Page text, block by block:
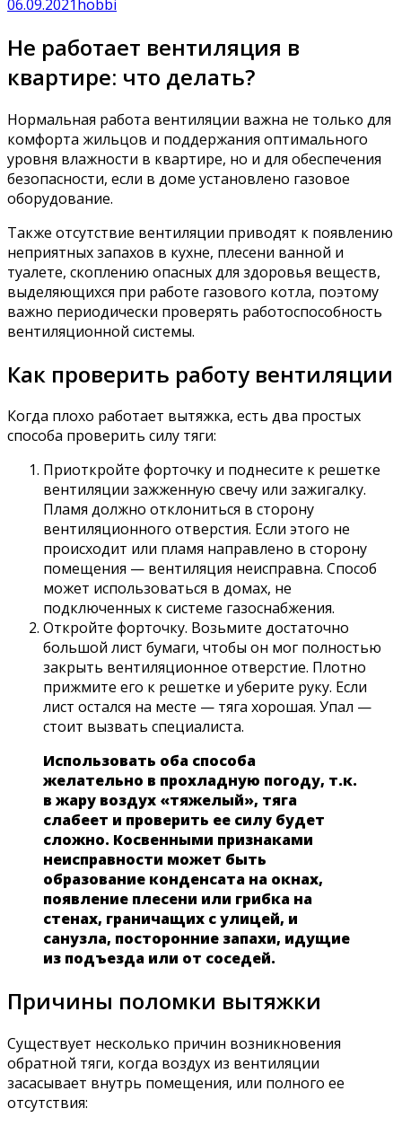
06.09.2021hobbi
Не работает вентиляция в
квартире: что делать?
Нормальная работа вентиляции важна не только для
комфорта жильцов и поддержания оптимального
уровня влажности в квартире, но и для обеспечения
безопасности, если в доме установлено газовое
оборудование.
Также отсутствие вентиляции приводят к появлению
неприятных запахов в кухне, плесени ванной и
туалете, скоплению опасных для здоровья веществ,
выделяющихся при работе газового котла, поэтому
важно периодически проверять работоспособность
вентиляционной системы.
Как проверить работу вентиляции
Когда плохо работает вытяжка, есть два простых
способа проверить силу тяги:
Приоткройте форточку и поднесите к решетке
вентиляции зажженную свечу или зажигалку.
Пламя должно отклониться в сторону
вентиляционного отверстия. Если этого не
происходит или пламя направлено в сторону
помещения — вентиляция неисправна. Способ
может использоваться в домах, не
подключенных к системе газоснабжения.
Откройте форточку. Возьмите достаточно
большой лист бумаги, чтобы он мог полностью
закрыть вентиляционное отверстие. Плотно
прижмите его к решетке и уберите руку. Если
лист остался на месте — тяга хорошая. Упал —
стоит вызвать специалиста.
Использовать оба способа
желательно в прохладную погоду, т.к.
в жару воздух «тяжелый», тяга
слабеет и проверить ее силу будет
сложно. Косвенными признаками
неисправности может быть
образование конденсата на окнах,
появление плесени или грибка на
стенах, граничащих с улицей, и
санузла, посторонние запахи, идущие
из подъезда или от соседей.
Причины поломки вытяжки
Существует несколько причин возникновения
обратной тяги, когда воздух из вентиляции
засасывает внутрь помещения, или полного ее
отсутствия: